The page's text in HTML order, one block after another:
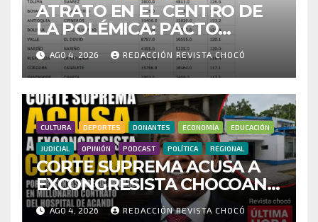
ATRATO EN EL CENTRO DE
LA POLÉMICA: PACTO
HISTÓRICO CUESTIONA
CENSO ELECTORAL Y PIDE
INVESTIGAR PRESUNTO
FRAUDE
AGO 4, 2026 REDACCIÓN REVISTA CHOCÓ
CULTURA DEPORTES DONANTES ECONOMÍA EDUCACIÓN
JUDICIAL OPINIÓN PODCAST POLÍTICA REGIONAL
CORTE SUPREMA ACUSA A
EXCONGRESISTA CHOCOANO
POR PRESUNTAS
AGO 4, 2026 REDACCIÓN REVISTA CHOCÓ